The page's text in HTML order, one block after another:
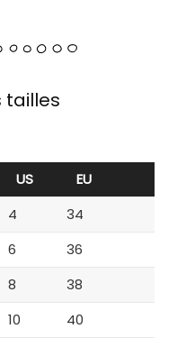
tailles
US
EU
4
34
6
36
8
38
10
40